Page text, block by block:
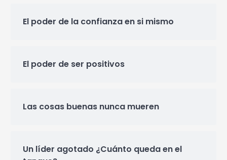
El poder de la confianza en si mismo
El poder de ser positivos
Las cosas buenas nunca mueren
Un líder agotado ¿Cuánto queda en el